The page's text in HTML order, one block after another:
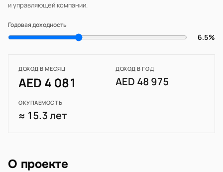
и управляющей компании.
Годовая доходность
6.5%
ДОХОД В МЕСЯЦ
AED 4 081
ДОХОД В ГОД
AED 48 975
ОКУПАЕМОСТЬ
≈ 15.3 лет
О проекте